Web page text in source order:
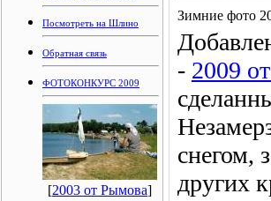
Посмотреть на Шлино
Обратная связь
ФОТОКОНКУРС 2009
[2003 от Рымова]
Зимние фото
- 2009
снегом,
других